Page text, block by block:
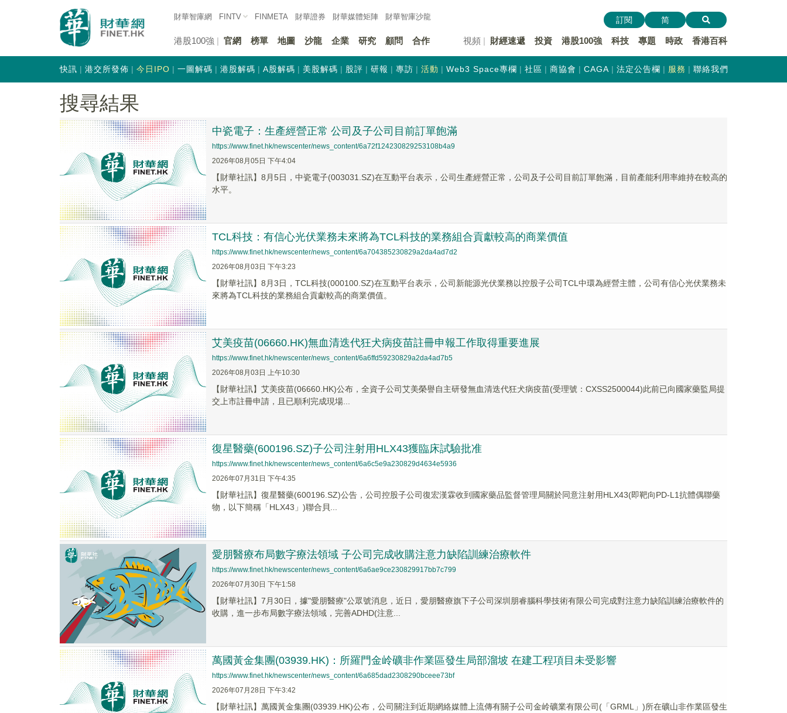
財華智庫網 FINTV FINMETA 財華證券 財華媒體矩陣 財華智庫沙龍
港股100強 官網 榜單 地圖 沙龍 企業 研究 顧問 合作 視頻 財經速遞 投資 港股100強 科技 專題 時政 香港百科
訂閱 简
快訊 港交所發佈 今日IPO 一圖解碼 港股解碼 A股解碼 美股解碼 股評 研報 專訪 活動 Web3 Space專欄 社區 商協會 CAGA 法定公告欄 服務 聯絡我們
搜尋結果
中瓷電子：生產經營正常 公司及子公司目前訂單飽滿
https://www.finet.hk/newscenter/news_content/6a72f124230829253108b4a9
2026年08月05日 下午4:04
【財華社訊】8月5日，中瓷電子(003031.SZ)在互動平台表示，公司生產經營正常，公司及子公司目前訂單飽滿，目前產能利用率維持在較高的
水平。
TCL科技：有信心光伏業務未來將為TCL科技的業務組合貢獻較高的商業價值
https://www.finet.hk/newscenter/news_content/6a704385230829a2da4ad7d2
2026年08月03日 下午3:23
【財華社訊】8月3日，TCL科技(000100.SZ)在互動平台表示，公司新能源光伏業務以控股子公司TCL中環為經營主體，公司有信心光伏業務未
來將為TCL科技的業務組合貢獻較高的商業價值。
艾美疫苗(06660.HK)無血清迭代狂犬病疫苗註冊申報工作取得重要進展
https://www.finet.hk/newscenter/news_content/6a6ffd59230829a2da4ad7b5
2026年08月03日 上午10:30
【財華社訊】艾美疫苗(06660.HK)公布，全資子公司艾美榮譽自主研發無血清迭代狂犬病疫苗(受理號：CXSS2500044)此前已向國家藥監局提
交上市註冊申請，且已順利完成現場...
復星醫藥(600196.SZ)子公司注射用HLX43獲臨床試驗批准
https://www.finet.hk/newscenter/news_content/6a6c5e9a230829d4634e5936
2026年07月31日 下午4:35
【財華社訊】復星醫藥(600196.SZ)公告，公司控股子公司復宏漢霖收到國家藥品監督管理局關於同意注射用HLX43(即靶向PD-L1抗體偶聯藥
物，以下簡稱「HLX43」)聯合貝...
愛朋醫療布局數字療法領域 子公司完成收購注意力缺陷訓練治療軟件
https://www.finet.hk/newscenter/news_content/6a6ae9ce230829917bb7c799
2026年07月30日 下午1:58
【財華社訊】7月30日，據"愛朋醫療"公眾號消息，近日，愛朋醫療旗下子公司深圳朋睿腦科學技術有限公司完成對注意力缺陷訓練治療軟件的
收購，進一步布局數字療法領域，完善ADHD(注意...
萬國黃金集團(03939.HK)：所羅門金岭礦非作業區發生局部溜坡 在建工程項目未受影響
https://www.finet.hk/newscenter/news_content/6a685dad2308290bceee73bf
2026年07月28日 下午3:42
【財華社訊】萬國黃金集團(03939.HK)公布，公司關注到近期網絡媒體上流傳有關子公司金岭礦業有限公司(「GRML」)所在礦山非作業區發生